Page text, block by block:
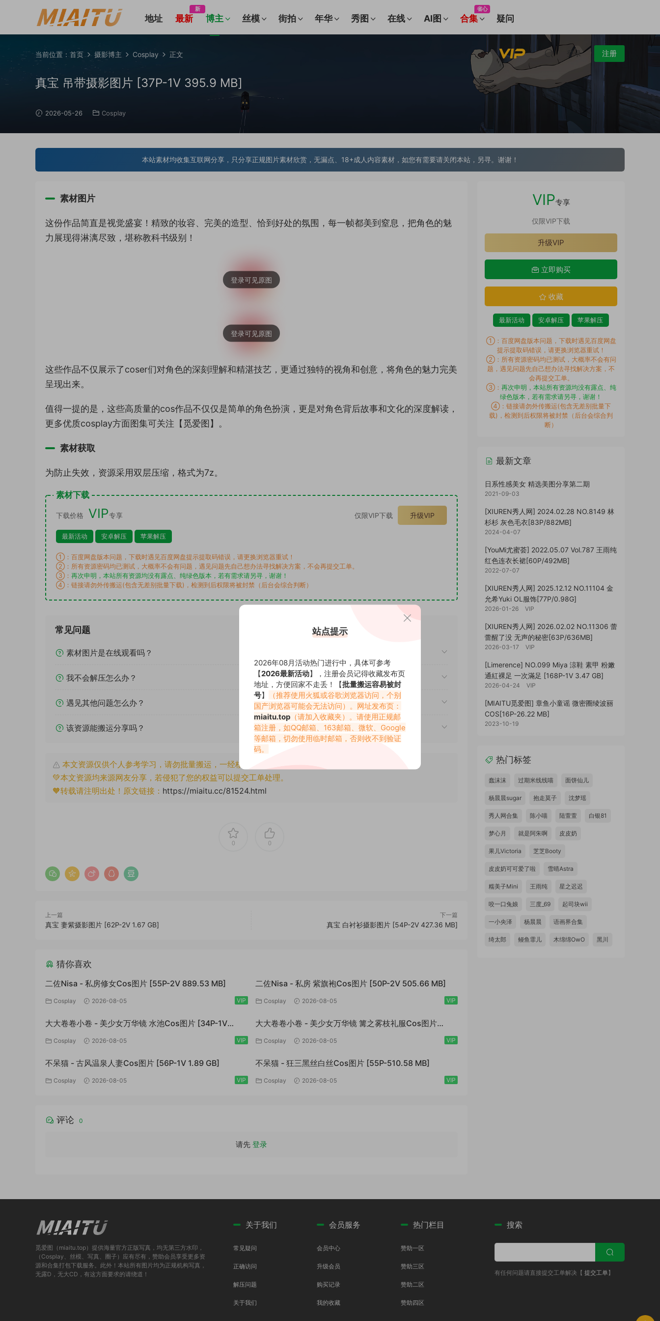
地址 最新
新
博主 丝模 街拍 年华 秀图 在线 AI图 合集
省心
疑问
登录 注册
当前位置： 首页 摄影博主 Cosplay 正文
真宝 吊带摄影图片 [37P-1V 395.9 MB]
2026-05-26 Cosplay
本站素材均收集互联网分享，只分享正规图片素材欣赏，无漏点、18+成人内容素材，如您有需要请关闭本站，另寻。谢谢！
素材图片
这份作品简直是视觉盛宴！精致的妆容、完美的造型、恰到好处的氛围，每一帧都美到窒息，把角色的魅
力展现得淋漓尽致，堪称教科书级别！
这些作品不仅展示了coser们对角色的深刻理解和精湛技艺，更通过独特的视角和创意，将角色的魅力完美
呈现出来。
值得一提的是，这些高质量的cos作品不仅仅是简单的角色扮演，更是对角色背后故事和文化的深度解读，
更多优质cosplay方面图集可关注【觅爱图】。
素材获取
为防止失效，资源采用双层压缩，格式为7z。
素材下载
下载价格 VIP专享 仅限VIP下载 升级VIP
最新活动 安卓解压 苹果解压
①：百度网盘版本问题，下载时遇见百度网盘提示提取码错误，请更换浏览器重试！
②：所有资源密码均已测试，大概率不会有问题，遇见问题先自己想办法寻找解决方案，不会再提交工单。
③： 再次申明，本站所有资源均没有露点、纯绿色版本，若有需求请另寻，谢谢！
④：链接请勿外传搬运(包含无差别批量下载)，检测到后权限将被封禁（后台会综合判断）
常见问题
素材图片是在线观看吗？
我不会解压怎么办？
遇见其他问题怎么办？
该资源能搬运分享吗？
本文资源仅供个人参考学习，请勿批量搬运，一经核实将封禁账号权限！
💚本文资源均来源网友分享，若侵犯了您的权益可以提交工单处理。
🧡转载请注明出处！原文链接： https://miaitu.cc/81524.html
0 0
上一篇
真宝 妻紫摄影图片 [62P-2V 1.67 GB]
下一篇
真宝 白衬衫摄影图片 [54P-2V 427.36 MB]
猜你喜欢
二佐Nisa - 私房修女Cos图片 [55P-2V 889.53 MB]
Cosplay 2026-08-05 VIP
二佐Nisa - 私房 紫旗袍Cos图片 [50P-2V 505.66 MB]
Cosplay 2026-08-05 VIP
大大卷卷小卷 - 美少女万华镜 水池Cos图片 [34P-1V
994.01 MB]
Cosplay 2026-08-05 VIP
大大卷卷小卷 - 美少女万华镜 篝之雾枝礼服Cos图片
[30P-142.8 MB]
Cosplay 2026-08-05 VIP
不呆猫 - 古风温泉人妻Cos图片 [56P-1V 1.89 GB]
Cosplay 2026-08-05 VIP
不呆猫 - 狂三黑丝白丝Cos图片 [55P-510.58 MB]
Cosplay 2026-08-05 VIP
评论 0
请先 登录
VIP专享
仅限VIP下载
升级VIP
立即购买
收藏
最新活动 安卓解压 苹果解压
①：百度网盘版本问题，下载时遇见百度网盘
提示提取码错误，请更换浏览器重试！
②：所有资源密码均已测试，大概率不会有问
题，遇见问题先自己想办法寻找解决方案，不
会再提交工单。
③： 再次申明，本站所有资源均没有露点、纯
绿色版本，若有需求请另寻，谢谢！
④：链接请勿外传搬运(包含无差别批量下
载)，检测到后权限将被封禁（后台会综合判
断）
最新文章
日系性感美女 精选美图分享第二期
2021-09-03
[XIUREN秀人网] 2024.02.28 NO.8149 林
杉杉 灰色毛衣[83P/882MB]
2024-04-07
[YouMi尤蜜荟] 2022.05.07 Vol.787 王雨纯
红色连衣长裙[60P/492MB]
2022-07-07
[XIUREN秀人网] 2025.12.12 NO.11104 金
允希Yuki OL服饰[77P/0.98G]
2026-01-26 VIP
[XIUREN秀人网] 2026.02.02 NO.11306 蕾
蕾醒了没 无声的秘密[63P/636MB]
2026-03-17 VIP
[Limerence] NO.099 Miya 涼鞋 素甲 粉嫩
通紅裸足 一次滿足 [168P-1V 3.47 GB]
2026-04-24 VIP
[MIAITU觅爱图] 章鱼小童谣 微密圈绫波丽
COS[16P-26.22 MB]
2023-10-19
热门标签
蠢沫沫 过期米线线喵 面饼仙儿
杨晨晨sugar 抱走莫子 沈梦瑶
秀人网合集 陈小喵 陆萱萱 白银81
梦心月 就是阿朱啊 皮皮奶
果儿Victoria 芝芝Booty
皮皮奶可可爱了啦 雪晴Astra
糯美子Mini 王雨纯 星之迟迟
咬一口兔娘 三度_69 起司块wii
一小央泽 杨晨晨 语画界合集
绮太郎 鳗鱼霏儿 木绵绵OwO 黑川
觅爱图（miaitu.top）提供海量官方正版写真，均无第三方水印，
（Cosplay、丝模、写真、圈子）应有尽有，赞助会员享受更多资
源和合集打包下载服务。此外！本站所有图片均为正规机构写真，
无露D，无大CD，有这方面要求的请绕道！
关于我们
常见疑问
正确访问
解压问题
关于我们
会员服务
会员中心
升级会员
购买记录
我的收藏
热门栏目
赞助一区
赞助三区
赞助二区
赞助四区
搜索
有任何问题请直接提交工单解决【 提交工单】
站点提示
2026年08月活动热门进行中，具体可参考
【2026最新活动】，注册会员记得收藏发布页
地址，方便回家不走丢！【批量搬运容易被封
号】
（推荐使用火狐或谷歌浏览器访问，个别
国产浏览器可能会无法访问）。网址发布页：
miaitu.top （请加入收藏夹）。请使用正规邮
箱注册，如QQ邮箱、163邮箱、微软、Google
等邮箱，切勿使用临时邮箱，否则收不到验证
码。